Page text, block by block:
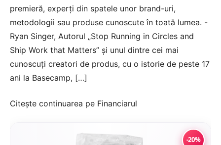
premieră, experți din spatele unor brand-uri,
metodologii sau produse cunoscute în toată lumea. -
Ryan Singer, Autorul „Stop Running in Circles and
Ship Work that Matters” și unul dintre cei mai
cunoscuți creatori de produs, cu o istorie de peste 17
ani la Basecamp, […]
Citește continuarea pe Financiarul
-20%